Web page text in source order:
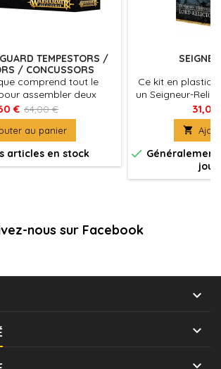
TEMPESTORS /
/ CONCUSSORS
comprend tout le
assembler deux
Fulminators armés de
et de boucliers de
à dos de féroce
Dracoth.
€ 64,00 €
au panier
articles en stock
Ce kit en
un Seigneur-
pour mener vos
31,05

 Généralement
nous sur Facebook

